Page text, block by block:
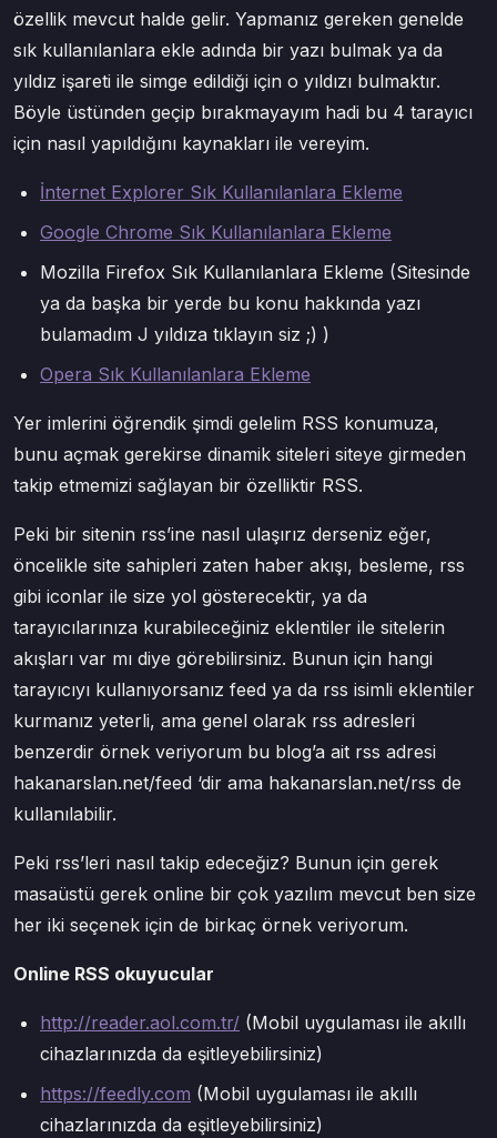
özellik mevcut halde gelir. Yapmanız gereken genelde
sık kullanılanlara ekle adında bir yazı bulmak ya da
yıldız işareti ile simge edildiği için o yıldızı bulmaktır.
Böyle üstünden geçip bırakmayayım hadi bu 4 tarayıcı
için nasıl yapıldığını kaynakları ile vereyim.
İnternet Explorer Sık Kullanılanlara Ekleme
Google Chrome Sık Kullanılanlara Ekleme
Mozilla Firefox Sık Kullanılanlara Ekleme (Sitesinde
ya da başka bir yerde bu konu hakkında yazı
bulamadım J yıldıza tıklayın siz ;) )
Opera Sık Kullanılanlara Ekleme
Yer imlerini öğrendik şimdi gelelim RSS konumuza,
bunu açmak gerekirse dinamik siteleri siteye girmeden
takip etmemizi sağlayan bir özelliktir RSS.
Peki bir sitenin rss’ine nasıl ulaşırız derseniz eğer,
öncelikle site sahipleri zaten haber akışı, besleme, rss
gibi iconlar ile size yol gösterecektir, ya da
tarayıcılarınıza kurabileceğiniz eklentiler ile sitelerin
akışları var mı diye görebilirsiniz. Bunun için hangi
tarayıcıyı kullanıyorsanız feed ya da rss isimli eklentiler
kurmanız yeterli, ama genel olarak rss adresleri
benzerdir örnek veriyorum bu blog’a ait rss adresi
hakanarslan.net/feed ‘dir ama hakanarslan.net/rss de
kullanılabilir.
Peki rss’leri nasıl takip edeceğiz? Bunun için gerek
masaüstü gerek online bir çok yazılım mevcut ben size
her iki seçenek için de birkaç örnek veriyorum.
Online RSS okuyucular
http://reader.aol.com.tr/ (Mobil uygulaması ile akıllı
cihazlarınızda da eşitleyebilirsiniz)
https://feedly.com (Mobil uygulaması ile akıllı
cihazlarınızda da eşitleyebilirsiniz)